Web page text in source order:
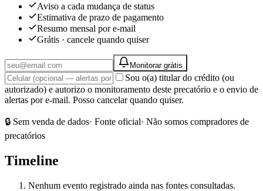
Aviso a cada mudança de status
Estimativa de prazo de pagamento
Resumo mensal por e-mail
Grátis · cancele quando quiser
Monitorar grátis
Sou o(a) titular do crédito (ou
autorizado) e autorizo o monitoramento deste precatório e o envio de
alertas por e-mail. Posso cancelar quando quiser.
🔒 Sem venda de dados· Fonte oficial· Não somos compradores de
precatórios
Timeline
Nenhum evento registrado ainda nas fontes consultadas.